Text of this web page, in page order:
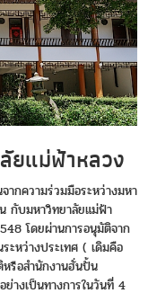
ยแม่ฟ้าหลวง
กความร่วมมือระหว่างมหา
กับมหาวิทยาลัยแม่ฟ้า
โดยผ่านการอนุมัติจาก
ะหว่างประเทศ ( เดิมคือ
หรือสำนักงานฮั่นปั้น
ย่างเป็นทางการในวันที่ 4